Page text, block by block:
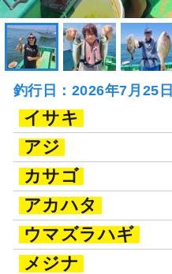
釣行日：2026年7月25
イサキ
アジ
カサゴ
アカハタ
ウマズラハギ
メジナ